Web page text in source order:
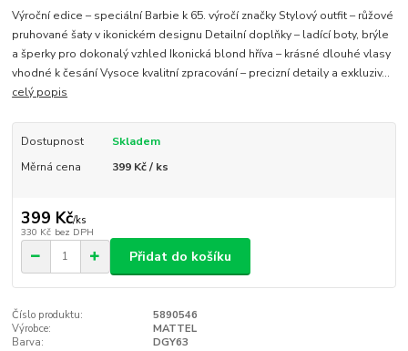
Výroční edice – speciální Barbie k 65. výročí značky Stylový outfit – růžové
pruhované šaty v ikonickém designu Detailní doplňky – ladící boty, brýle
a šperky pro dokonalý vzhled Ikonická blond hříva – krásné dlouhé vlasy
vhodné k česání Vysoce kvalitní zpracování – precizní detaily a exkluziv...
celý popis
Dostupnost
Skladem
Měrná cena
399 Kč / ks
399 Kč/ks
330 Kč bez DPH
Přidat do košíku
Číslo produktu:
5890546
Výrobce:
MATTEL
Barva:
DGY63